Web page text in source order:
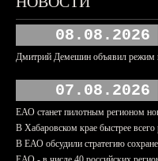
08.08.2026
Дмитрий Демешин объявил режим
07.08.2026
ЕАО станет пилотным регионом
В Хабаровском крае быстрее всего
В ЕАО обсудили стратегию